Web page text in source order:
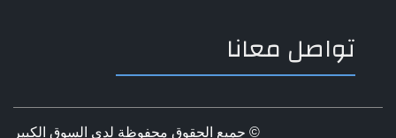
تواصل معانا
© جميع الحقوق محفوظة لدى السوق الكبير